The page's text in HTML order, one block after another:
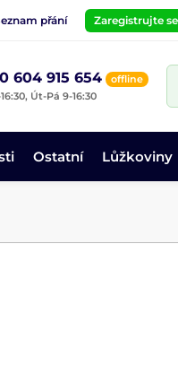
přání Zaregistrujte
604 915 654
offline
16:30, Út-Pá 9-16:30
Ostatní Lůžkoviny